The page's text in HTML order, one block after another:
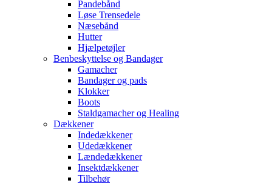
Pandebånd
Løse Trensedele
Næsebånd
Hutter
Hjælpetøjler
Benbeskyttelse og Bandager
Gamacher
Bandager og pads
Klokker
Boots
Staldgamacher og Healing
Dækkener
Indedækkener
Udedækkener
Lændedækkener
Insektdækkener
Tilbehør